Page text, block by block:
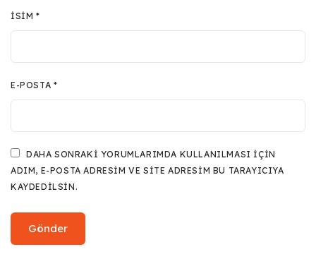
İSIM*
E-POSTA *
DAHA SONRAKI YORUMLARIMDA KULLANILMASI IÇIN
ADIM, E-POSTA ADRESIM VE SITE ADRESIM BU TARAYICIYA
KAYDEDILSIN.